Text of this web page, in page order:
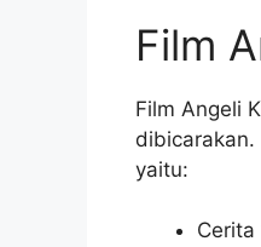
Film
Film Angeli
yaitu:
Cerita